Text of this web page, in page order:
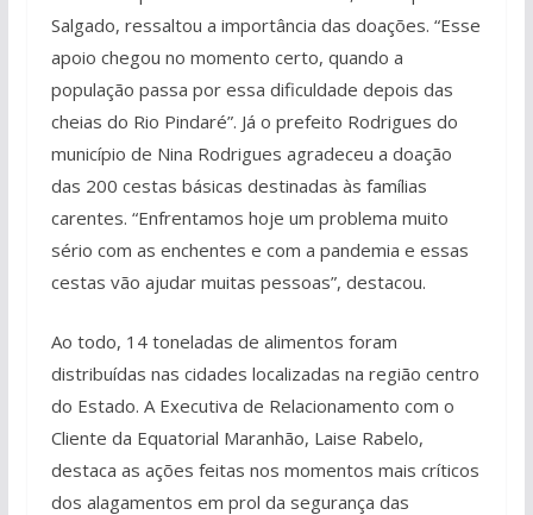
Salgado, ressaltou a importância das doações. “Esse
apoio chegou no momento certo, quando a
população passa por essa dificuldade depois das
cheias do Rio Pindaré”. Já o prefeito Rodrigues do
município de Nina Rodrigues agradeceu a doação
das 200 cestas básicas destinadas às famílias
carentes. “Enfrentamos hoje um problema muito
sério com as enchentes e com a pandemia e essas
cestas vão ajudar muitas pessoas”, destacou.
Ao todo, 14 toneladas de alimentos foram
distribuídas nas cidades localizadas na região centro
do Estado. A Executiva de Relacionamento com o
Cliente da Equatorial Maranhão, Laise Rabelo,
destaca as ações feitas nos momentos mais críticos
dos alagamentos em prol da segurança das